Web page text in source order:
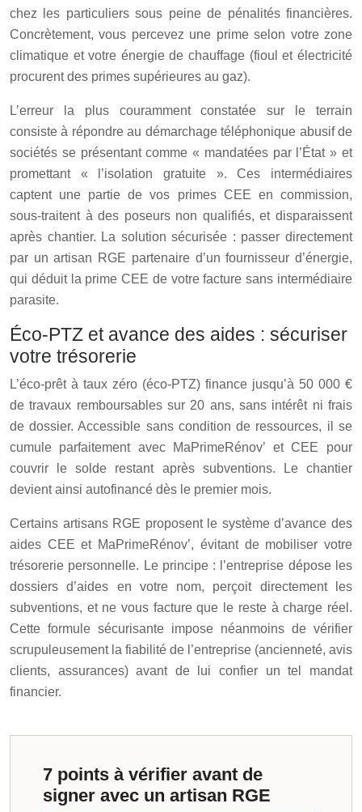
chez les particuliers sous peine de pénalités financières.
Concrètement, vous percevez une prime selon votre zone
climatique et votre énergie de chauffage (fioul et électricité
procurent des primes supérieures au gaz).
L’erreur la plus couramment constatée sur le terrain
consiste à répondre au démarchage téléphonique abusif de
sociétés se présentant comme « mandatées par l’État » et
promettant « l’isolation gratuite ». Ces intermédiaires
captent une partie de vos primes CEE en commission,
sous-traitent à des poseurs non qualifiés, et disparaissent
après chantier. La solution sécurisée : passer directement
par un artisan RGE partenaire d’un fournisseur d’énergie,
qui déduit la prime CEE de votre facture sans intermédiaire
parasite.
Éco-PTZ et avance des aides : sécuriser
votre trésorerie
L’éco-prêt à taux zéro (éco-PTZ) finance jusqu’à 50 000 €
de travaux remboursables sur 20 ans, sans intérêt ni frais
de dossier. Accessible sans condition de ressources, il se
cumule parfaitement avec MaPrimeRénov’ et CEE pour
couvrir le solde restant après subventions. Le chantier
devient ainsi autofinancé dès le premier mois.
Certains artisans RGE proposent le système d’avance des
aides CEE et MaPrimeRénov’, évitant de mobiliser votre
trésorerie personnelle. Le principe : l’entreprise dépose les
dossiers d’aides en votre nom, perçoit directement les
subventions, et ne vous facture que le reste à charge réel.
Cette formule sécurisante impose néanmoins de vérifier
scrupuleusement la fiabilité de l’entreprise (ancienneté, avis
clients, assurances) avant de lui confier un tel mandat
financier.
7 points à vérifier avant de
signer avec un artisan RGE